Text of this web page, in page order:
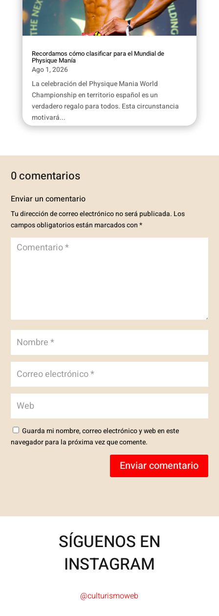
Recordamos cómo clasificar para el Mundial de
Physique Manía
Ago 1, 2026
La celebración del Physique Mania World
Championship en territorio español es un
verdadero regalo para todos. Esta circunstancia
motivará...
0 comentarios
Enviar un comentario
Tu dirección de correo electrónico no será publicada. Los
campos obligatorios están marcados con*
Guarda mi nombre, correo electrónico y web en este
navegador para la próxima vez que comente.
Enviar comentario
SÍGUENOS EN
INSTAGRAM
@culturismoweb